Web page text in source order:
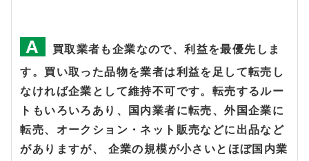
買取業者も企業なので、利益を最優先しま
す。買い取った品物を業者は利益を足して転売し
なければ企業として維持不可です。転売するルー
トもいろいろあり、国内業者に転売、外国企業に
転売、オークション・ネット販売などに出品など
がありますが、 企業の規模が小さいとほぼ国内業